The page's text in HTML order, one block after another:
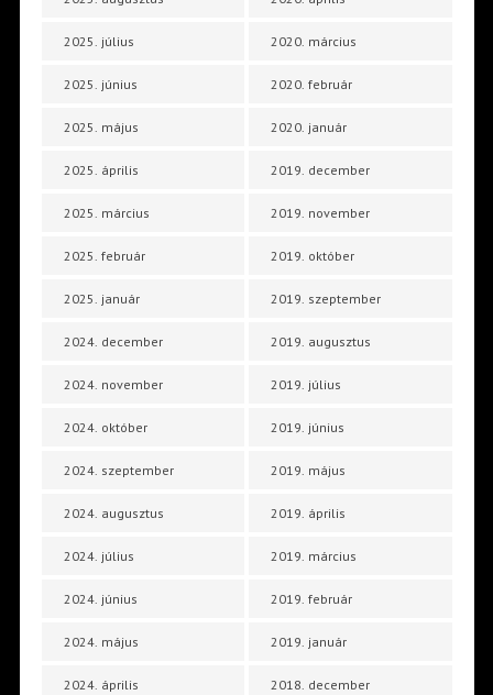
2025. július
2025. június
2025. május
2025. április
2025. március
2025. február
2025. január
2024. december
2024. november
2024. október
2024. szeptember
2024. augusztus
2024. július
2024. június
2024. május
2024. április
2020. március
2020. február
2020. január
2019. december
2019. november
2019. október
2019. szeptember
2019. augusztus
2019. július
2019. június
2019. május
2019. április
2019. március
2019. február
2019. január
2018. december